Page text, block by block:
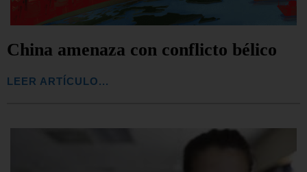
China amenaza con conflicto bélico
LEER ARTÍCULO...